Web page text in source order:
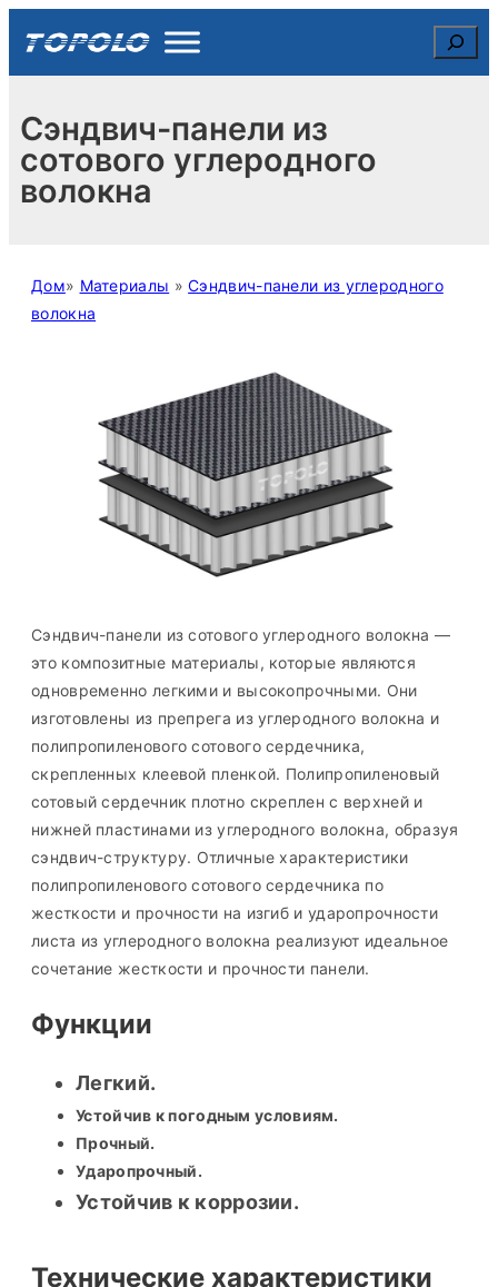
content
Search
Сэндвич-панели из
сотового углеродного
волокна
Дом» Материалы »Сэндвич-панели из углеродного
волокна
Сэндвич-панели из сотового углеродного волокна —
это композитные материалы, которые являются
одновременно легкими и высокопрочными. Они
изготовлены из препрега из углеродного волокна и
полипропиленового сотового сердечника,
скрепленных клеевой пленкой. Полипропиленовый
сотовый сердечник плотно скреплен с верхней и
нижней пластинами из углеродного волокна, образуя
сэндвич-структуру. Отличные характеристики
полипропиленового сотового сердечника по
жесткости и прочности на изгиб и ударопрочности
листа из углеродного волокна реализуют идеальное
сочетание жесткости и прочности панели.
Функции
Легкий.
Устойчив к погодным условиям.
Прочный.
Ударопрочный.
Устойчив к коррозии.
Технические характеристики